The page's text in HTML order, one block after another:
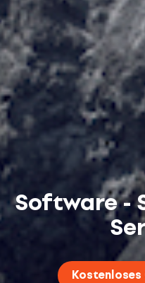
Software -